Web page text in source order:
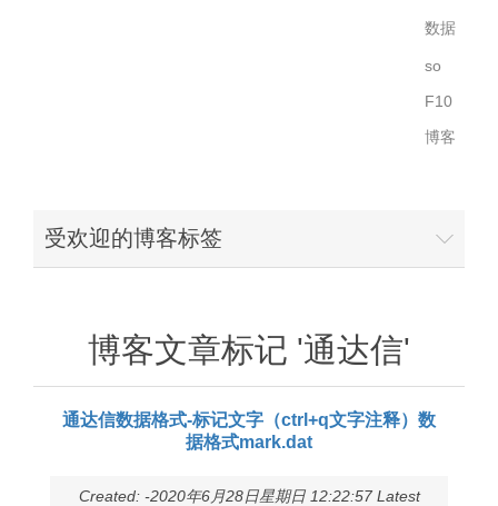
数据
so
F10
博客
受欢迎的博客标签
博客文章标记 '通达信'
通达信数据格式-标记文字（ctrl+q文字注释）数
据格式mark.dat
Created: -2020年6月28日星期日 12:22:57 Latest